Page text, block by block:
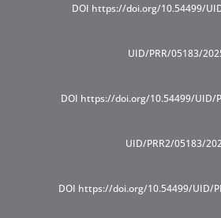
DOI https://doi.org/10.54499/
UID/PRR/05183/
DOI https://doi.org/10.54499/UID/
UID/PRR2/05183/
DOI https://doi.org/10.54499/UID/